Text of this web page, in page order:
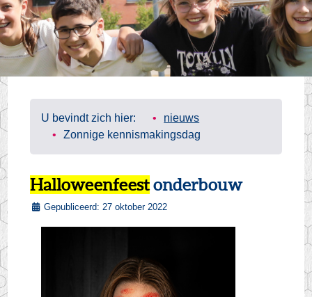
U bevindt zich hier:
nieuws
Zonnige kennismakingsdag
Halloweenfeestonderbouw
Gepubliceerd: 27 oktober 2022